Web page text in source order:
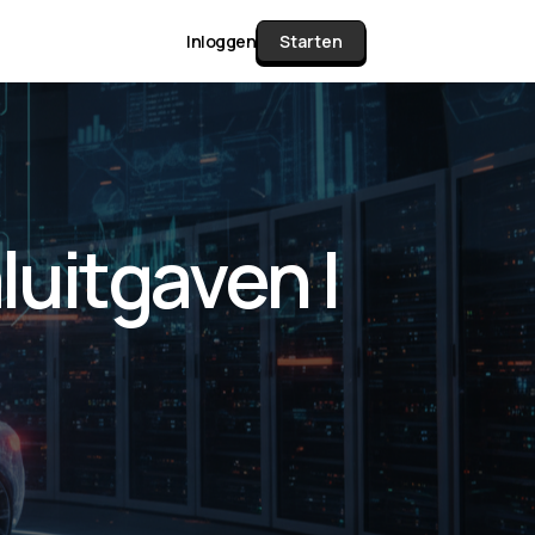
Matrix
alle pakketten en mogelijkheden
documenten verzamelen en facturen
tot controleren, boeken, bank
& klant dashboard.
Inloggen Starten
|